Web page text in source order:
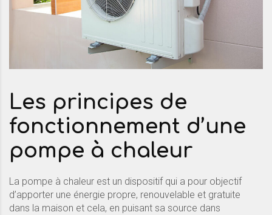
Les principes de
fonctionnement d’une
pompe à chaleur
La pompe à chaleur est un dispositif qui a pour objectif
d’apporter une énergie propre, renouvelable et gratuite
dans la maison et cela, en puisant sa source dans